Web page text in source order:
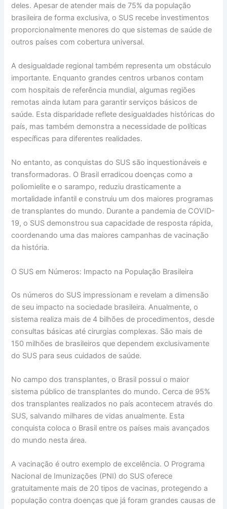
deles. Apesar de atender mais de 75% da população
brasileira de forma exclusiva, o SUS recebe investimentos
proporcionalmente menores do que sistemas de saúde de
outros países com cobertura universal.
A desigualdade regional também representa um obstáculo
importante. Enquanto grandes centros urbanos contam
com hospitais de referência mundial, algumas regiões
remotas ainda lutam para garantir serviços básicos de
saúde. Esta disparidade reflete desigualdades históricas do
país, mas também demonstra a necessidade de políticas
específicas para diferentes realidades.
No entanto, as conquistas do SUS são inquestionáveis e
transformadoras. O Brasil erradicou doenças como a
poliomielite e o sarampo, reduziu drasticamente a
mortalidade infantil e construiu um dos maiores programas
de transplantes do mundo. Durante a pandemia de COVID-
19, o SUS demonstrou sua capacidade de resposta rápida,
coordenando uma das maiores campanhas de vacinação
da história.
O SUS em Números: Impacto na População Brasileira
Os números do SUS impressionam e revelam a dimensão
de seu impacto na sociedade brasileira. Anualmente, o
sistema realiza mais de 4 bilhões de procedimentos, desde
consultas básicas até cirurgias complexas. São mais de
150 milhões de brasileiros que dependem exclusivamente
do SUS para seus cuidados de saúde.
No campo dos transplantes, o Brasil possui o maior
sistema público de transplantes do mundo. Cerca de 95%
dos transplantes realizados no país acontecem através do
SUS, salvando milhares de vidas anualmente. Esta
conquista coloca o Brasil entre os países mais avançados
do mundo nesta área.
A vacinação é outro exemplo de excelência. O Programa
Nacional de Imunizações (PNI) do SUS oferece
gratuitamente mais de 20 tipos de vacinas, protegendo a
população contra doenças que já foram grandes causas de